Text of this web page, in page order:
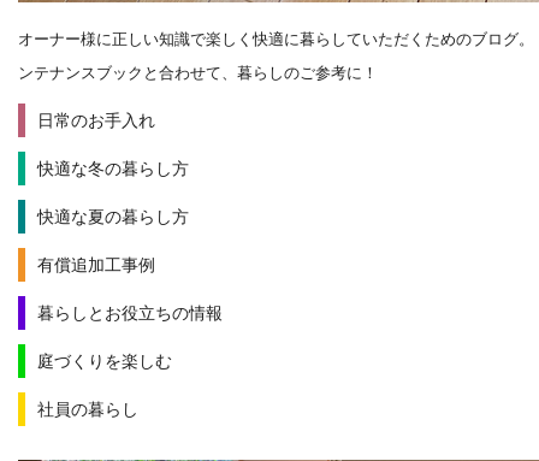
オーナー様に正しい知識で楽しく快適に暮らしていただくためのブログ。
ンテナンスブックと合わせて、暮らしのご参考に！
日常のお手入れ
快適な冬の暮らし方
快適な夏の暮らし方
有償追加工事例
暮らしとお役立ちの情報
庭づくりを楽しむ
社員の暮らし